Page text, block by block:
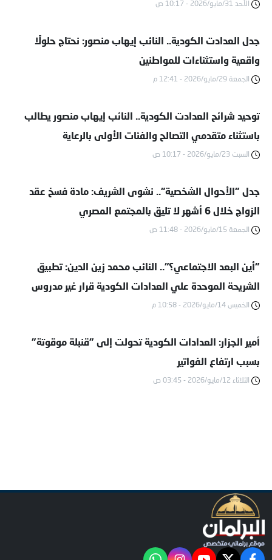
الأحد 31/مايو/2026 - 10:17 ص
جدل العدادت الكودية.. النائب إيهاب منصور: نحتاج حلولًا
واقعية واستثناءات للمواطنين
الجمعة 29/مايو/2026 - 12:41 م
توحيد شرائح العدادت الكودية.. النائب إيهاب منصور يطالب
باستثناء متقدمي التصالح والفئات الأولى بالرعاية
السبت 23/مايو/2026 - 10:17 ص
جدل "الأحوال الشخصية".. نشوى الشريف: مادة فسخ عقد
الزواج خلال 6 أشهر لا تليق بالمجتمع المصري
الجمعة 15/مايو/2026 - 11:48 ص
"أين البعد الاجتماعي؟".. النائب محمد زين الدين: تطبيق
الشريحة الموحدة علي العدادات الكودية قرار غير مدروس
الخميس 14/مايو/2026 - 10:58 م
أمير الجزار: العدادات الكودية تحولت إلى "قنبلة موقوتة"
بسبب ارتفاع الفواتير
الثلاثاء 12/مايو/2026 - 03:45 ص